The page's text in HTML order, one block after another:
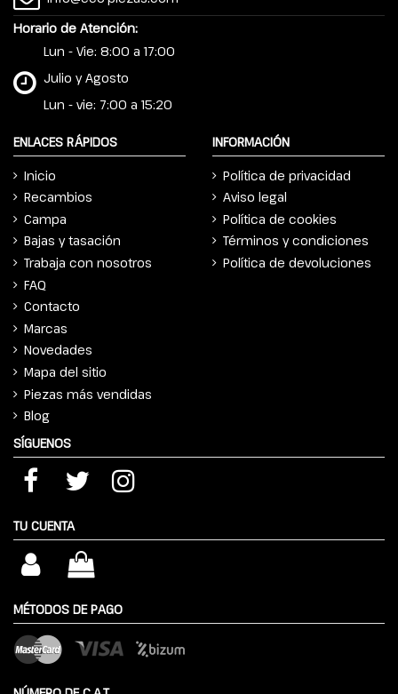
Horario de Atención:
Lun - Vie: 8:00 a 17:00
Julio y Agosto
Lun - vie: 7:00 a 15:20
ENLACES RÁPIDOS
Inicio
Recambios
Campa
Bajas y tasación
Trabaja con nosotros
FAQ
Contacto
Marcas
Novedades
Mapa del sitio
Piezas más vendidas
Blog
INFORMACIÓN
Política de privacidad
Aviso legal
Política de cookies
Términos y condiciones
Política de devoluciones
SÍGUENOS
TU CUENTA
MÉTODOS DE PAGO